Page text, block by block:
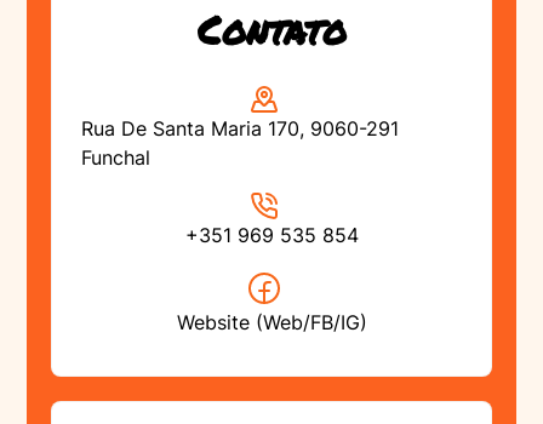
Contato
Rua De Santa Maria 170, 9060-291
Funchal
+351 969 535 854
Website (Web/FB/IG)